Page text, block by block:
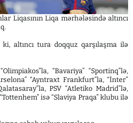
Liqasının Liqa mərhələsində altıncı
altıncı tura doqquz qarşılaşma ilə
“Bavariya” “Sportinq”lə,
“Ayntraxt Frankfurt”la, “İnter”
PSV “Atletiko Madrid”lə,
isə “Slaviya Praqa” klubu ilə